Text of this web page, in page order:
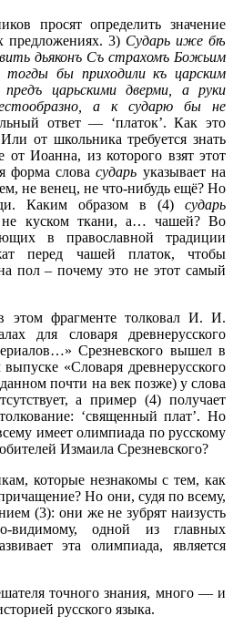
просят определить значение
предложениях. 3) Сударь иже бѣ
дьяконъ Съ страхомъ Божьим
бы приходили къ царским
царьскими дверми, а руки
а к сударю бы не
ответ — ‘платок’. Как это
от школьника требуется знать
от Иоанна, из которого взят этот
форма словасударь указывает на
не венец, не что-нибудь ещё? Но
Каким образом в (4) сударь
не куском ткани, а… чашей? Во
в православной традиции
перед чашей платок, чтобы
пол – почему это не этот самый
этом фрагменте толковал И. И.
для словаря древнерусского
Срезневского вышел в
«Словаря древнерусского
почти на век позже) у слова
а пример (4) получает
‘священный плат’. Но
имеет олимпиада по русскому
Измаила Срезневского?
которые незнакомы с тем, как
Но они, судя по всему,
(3): они же не зубрят наизусть
видимому, одной из главных
эта олимпиада, является
точного знания, много — и
русского языка.